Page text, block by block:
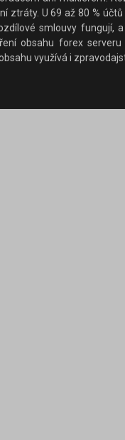
ztráty. U 69 až 80 %
smlouvy fungují,
obsahu forex
využívá i